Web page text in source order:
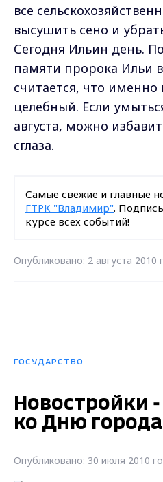
все
высушить сено и
Сегодня Ильин день.
памяти пророка Ильи
считается, что именно
целебный. Если
августа, можно
сглаза.
Самые свежие и главные
ГТРК "Владимир".
курсе всех событий!
Опубликовано: 2 августа 2010
ГОСУДАРСТВО
Новостройки
ко Дню города
Опубликовано: 30 июля 2010